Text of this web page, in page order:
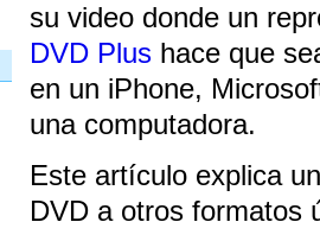
su video donde un
DVD Plus hace que
en un iPhone,
una computadora.
Este artículo explica
DVD a otros formatos